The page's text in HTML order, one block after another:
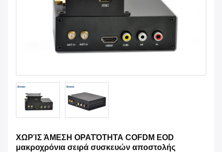
ΧΩΡΊΣ ΆΜΕΣΗ ΟΡΑΤΌΤΗΤΑ COFDM EOD
μακροχρόνια σειρά συσκευών αποστολής